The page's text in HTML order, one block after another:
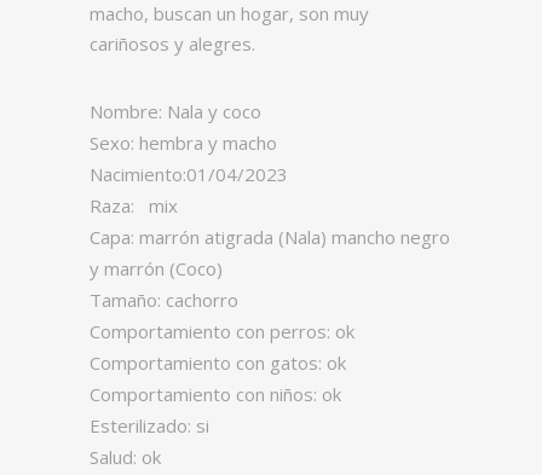
macho, buscan un hogar, son muy
cariñosos y alegres.
Nombre: Nala y coco
Sexo: hembra y macho
Nacimiento:01/04/2023
Raza: mix
Capa: marrón atigrada (Nala) mancho negro
y marrón (Coco)
Tamaño: cachorro
Comportamiento con perros: ok
Comportamiento con gatos: ok
Comportamiento con niños: ok
Esterilizado: si
Salud: ok